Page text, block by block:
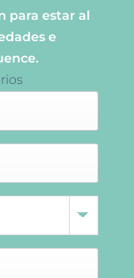
para estar al
e